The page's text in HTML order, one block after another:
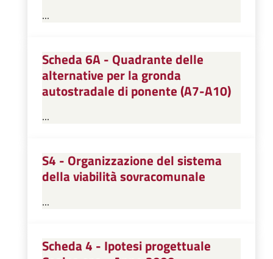
...
Scheda 6A - Quadrante delle
alternative per la gronda
autostradale di ponente (A7-A10)
...
S4 - Organizzazione del sistema
della viabilità sovracomunale
...
Scheda 4 - Ipotesi progettuale